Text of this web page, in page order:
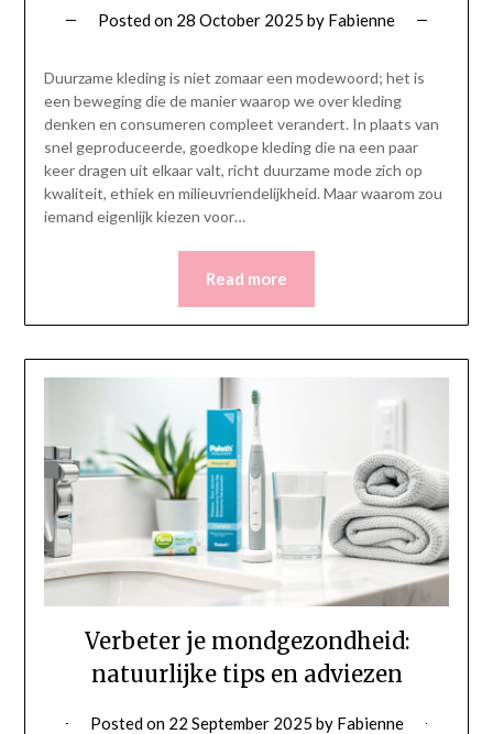
Posted on 28 October 2025 by Fabienne
Duurzame kleding is niet zomaar een modewoord; het is
een beweging die de manier waarop we over kleding
denken en consumeren compleet verandert. In plaats van
snel geproduceerde, goedkope kleding die na een paar
keer dragen uit elkaar valt, richt duurzame mode zich op
kwaliteit, ethiek en milieuvriendelijkheid. Maar waarom zou
iemand eigenlijk kiezen voor…
Read more
Verbeter je mondgezondheid:
natuurlijke tips en adviezen
Posted on 22 September 2025 by Fabienne